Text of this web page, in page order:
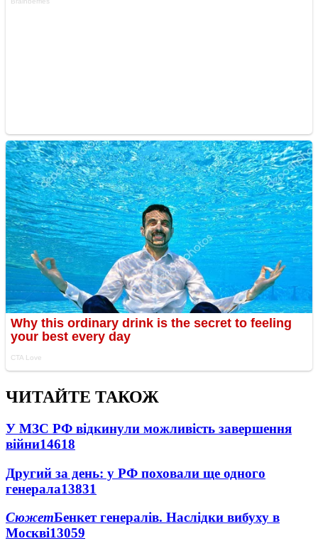
ЧИТАЙТЕ ТАКОЖ
У МЗС РФ відкинули можливість завершення
війни14618
Другий за день: у РФ поховали ще одного
генерала13831
СюжетБенкет генералів. Наслідки вибуху в
Москві13059